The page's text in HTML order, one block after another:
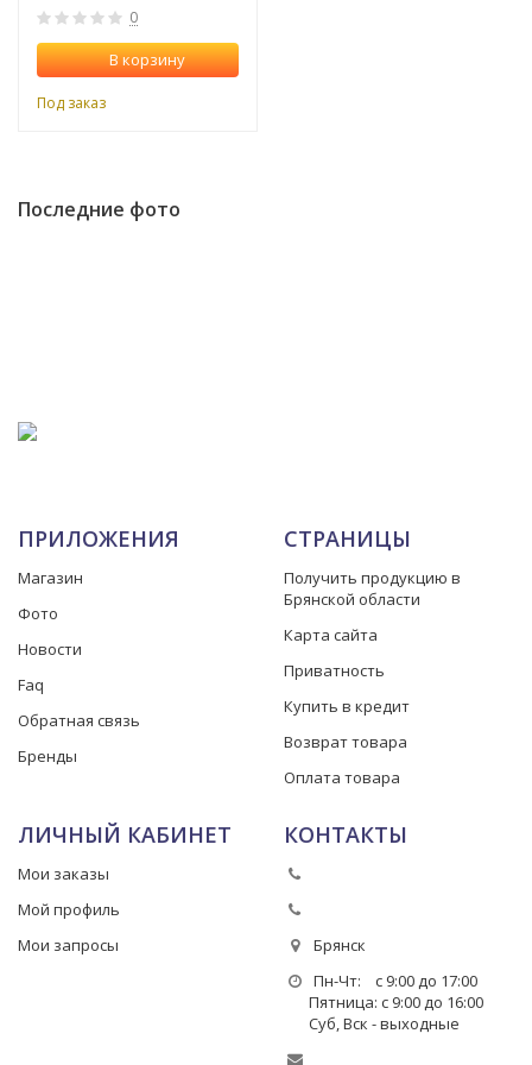
0
В корзину
Под заказ
Последние фото
ПРИЛОЖЕНИЯ
Магазин
Фото
Новости
Faq
Обратная связь
Бренды
СТРАНИЦЫ
Получить продукцию в
Брянской области
Карта сайта
Приватность
Купить в кредит
Возврат товара
Оплата товара
ЛИЧНЫЙ КАБИНЕТ
Мои заказы
Мой профиль
Мои запросы
КОНТАКТЫ
Брянск
Пн-Чт: с 9:00 до 17:00
Пятница: с 9:00 до 16:00
Суб, Вск - выходные